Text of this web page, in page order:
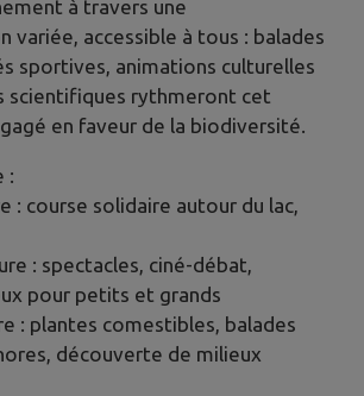
à travers une
variée, accessible à tous : balades
sportives, animations culturelles
scientifiques rythmeront cet
en faveur de la biodiversité.
:
: course solidaire autour du lac,
: spectacles, ciné-débat,
pour petits et grands
: plantes comestibles, balades
découverte de milieux